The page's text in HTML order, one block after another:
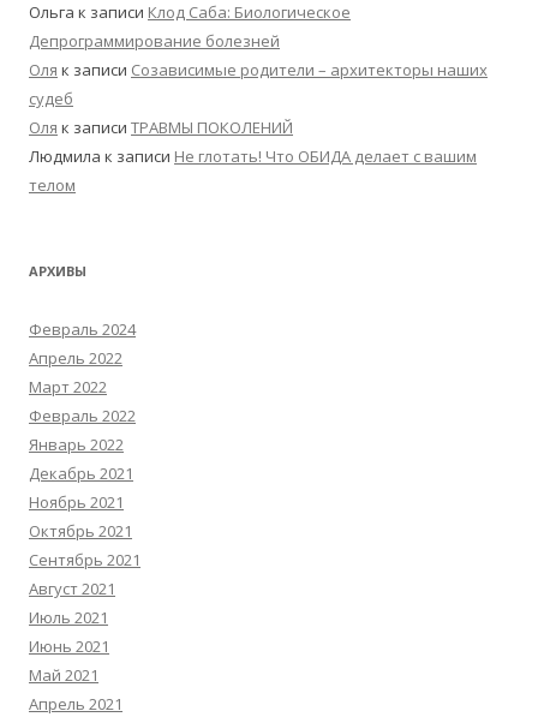
Ольга к записи Клод Саба: Биологическое
Депрограммирование болезней
Оля к записи Созависимые родители – архитекторы наших
судеб
Оля к записи ТРАВМЫ ПОКОЛЕНИЙ
Людмила к записи Не глотать! Что ОБИДА делает с вашим
телом
АРХИВЫ
Февраль 2024
Апрель 2022
Март 2022
Февраль 2022
Январь 2022
Декабрь 2021
Ноябрь 2021
Октябрь 2021
Сентябрь 2021
Август 2021
Июль 2021
Июнь 2021
Май 2021
Апрель 2021